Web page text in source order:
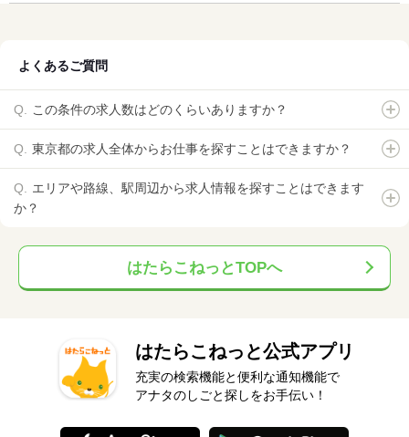
よくあるご質問
この条件の求人数はどのくらいありますか？
東京都の求人全体からお仕事を探すことはできますか？
エリアや路線、駅周辺から求人情報を探すことはできます
か？
はたらこねっとTOPへ
はたらこねっと公式アプリ
充実の検索機能と便利な通知機能で
アナタのしごと探しをお手伝い！